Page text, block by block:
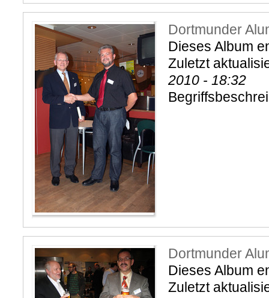
Dortmunder
Dieses Album
Zuletzt
2010 - 18:32
Dortmunder
Dieses Album
Zuletzt